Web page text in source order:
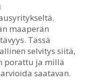
maaperän
Tässä
selvitys siitä,
porattu ja millä
saatavan.